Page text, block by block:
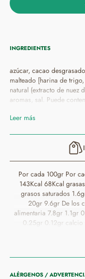
INGREDIENTES
azúcar, cacao
malteado [harina de
natural (extracto de nuez
aromas, sal. Puede
Leer más
Por cada 100gr Por
143Kcal 68Kcal
grasos saturados
20gr 9.6gr De los
alimentaria 7.8gr 1.1gr
0.25gr 0.12gr
ALÉRGENOS /